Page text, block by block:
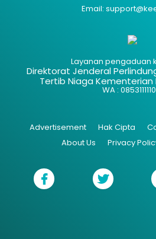
Email:
Layanan pengaduan
Direktorat Jenderal
Tertib Niaga Kementerian
WA :
Advertisement Hak Cipta
About Us
Privacy